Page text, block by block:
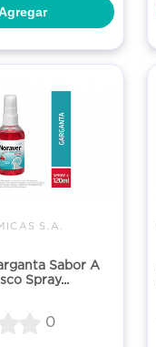
S.A.
Sabor A
Spray...
0